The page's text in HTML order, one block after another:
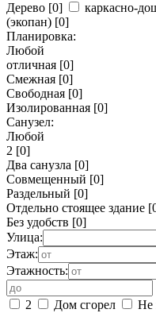
Дерево [0]
каркасно-
(экопан) [0]
Планировка:
Любой
отличная [0]
Смежная [0]
Свободная [0]
Изолированная [0]
Санузел:
Любой
2 [0]
Два санузла [0]
Совмещенный [0]
Раздельный [0]
Отдельно стоящее здание
Без удобств [0]
Улица:
Этаж:
Этажность:
2 Дом сгорел Не